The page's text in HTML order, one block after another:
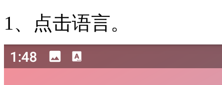
1、点击语言。